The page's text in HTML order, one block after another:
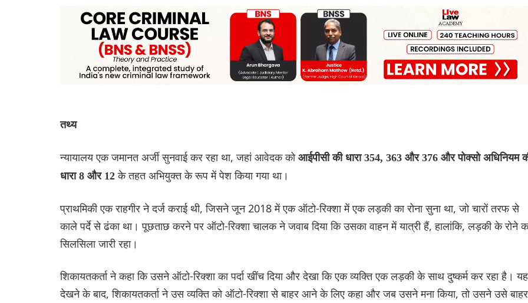
तथ्य
न्यायालय एक जमानत अर्जी सुनवाई कर रहा था, जहां आवेदक को आईपीसी की धारा 354, 363 और 376 और पोक्सो अधिनियम
धारा 8 और 12के तहत अभियुक्त के रूप में पेश किया गया था।
प्राथमिकी एक राहगीर ने दर्ज कराई थी, जिसने जून 2018 में एक ऑटो-रिक्शा में एक लड़की का रोना सुना था, जो चारों तरफ से
काले पर्दे से ढंका था। पूछताछ करने पर ऑटो-रिक्शा चालक ने जवाब दिया कि उसका वाहन में यात्री हैं, हालांकि, लड़की के रोने
सिलसिला जारी रहा।
शिकायतकर्ता ने कहा कि उसने ऑटो-रिक्शा का पर्दा खींच दिया और देखा कि एक व्यक्ति एक लड़की के साथ दुष्कर्म कर रहा है। यह
देखने के बाद, शिकायतकर्ता ने उस व्यक्ति को ऑटो-रिक्शा से बाहर आने के लिए कहा और जब उसने मना किया, तो उसने उसे बाहर